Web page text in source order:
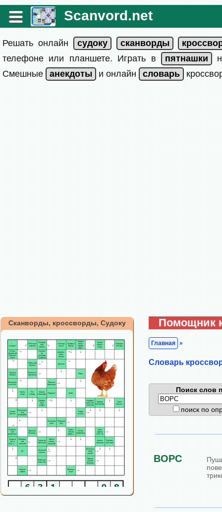
Scanvord.net
Решать онлайн
телефоне или планшете. Играть в
Смешные
и онлайн
Сканворды, кроссворды, Судоку Помощник
Главная »
Cловарь
Поиск слов
поиск по
ВОРС